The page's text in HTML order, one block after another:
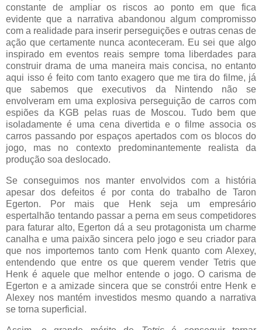
constante de ampliar os riscos ao ponto em que fica
evidente que a narrativa abandonou algum compromisso
com a realidade para inserir perseguições e outras cenas de
ação que certamente nunca aconteceram. Eu sei que algo
inspirado em eventos reais sempre toma liberdades para
construir drama de uma maneira mais concisa, no entanto
aqui isso é feito com tanto exagero que me tira do filme, já
que sabemos que executivos da Nintendo não se
envolveram em uma explosiva perseguição de carros com
espiões da KGB pelas ruas de Moscou. Tudo bem que
isoladamente é uma cena divertida e o filme associa os
carros passando por espaços apertados com os blocos do
jogo, mas no contexto predominantemente realista da
produção soa deslocado.
Se conseguimos nos manter envolvidos com a história
apesar dos defeitos é por conta do trabalho de Taron
Egerton. Por mais que Henk seja um empresário
espertalhão tentando passar a perna em seus competidores
para faturar alto, Egerton dá a seu protagonista um charme
canalha e uma paixão sincera pelo jogo e seu criador para
que nos importemos tanto com Henk quanto com Alexey,
entendendo que entre os que querem vender Tetris que
Henk é aquele que melhor entende o jogo. O carisma de
Egerton e a amizade sincera que se constrói entre Henk e
Alexey nos mantém investidos mesmo quando a narrativa
se torna superficial.